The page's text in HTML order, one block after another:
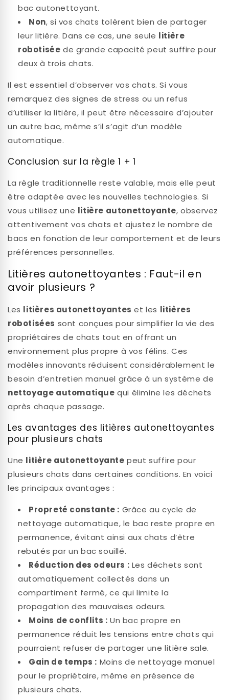
bac autonettoyant.
Non, si vos chats tolèrent bien de partager
leur litière. Dans ce cas, une seule litière
robotisée de grande capacité peut suffire pour
deux à trois chats.
Il est essentiel d’observer vos chats. Si vous
remarquez des signes de stress ou un refus
d’utiliser la litière, il peut être nécessaire d’ajouter
un autre bac, même s’il s’agit d’un modèle
automatique.
Conclusion sur la règle 1 + 1
La règle traditionnelle reste valable, mais elle peut
être adaptée avec les nouvelles technologies. Si
vous utilisez une litière autonettoyante, observez
attentivement vos chats et ajustez le nombre de
bacs en fonction de leur comportement et de leurs
préférences personnelles.
Litières autonettoyantes : Faut-il en
avoir plusieurs ?
Les litières autonettoyantes et les litières
robotisées sont conçues pour simplifier la vie des
propriétaires de chats tout en offrant un
environnement plus propre à vos félins. Ces
modèles innovants réduisent considérablement le
besoin d’entretien manuel grâce à un système de
nettoyage automatique qui élimine les déchets
après chaque passage.
Les avantages des litières autonettoyantes
pour plusieurs chats
Une litière autonettoyante peut suffire pour
plusieurs chats dans certaines conditions. En voici
les principaux avantages :
Propreté constante : Grâce au cycle de
nettoyage automatique, le bac reste propre en
permanence, évitant ainsi aux chats d’être
rebutés par un bac souillé.
Réduction des odeurs : Les déchets sont
automatiquement collectés dans un
compartiment fermé, ce qui limite la
propagation des mauvaises odeurs.
Moins de conflits : Un bac propre en
permanence réduit les tensions entre chats qui
pourraient refuser de partager une litière sale.
Gain de temps : Moins de nettoyage manuel
pour le propriétaire, même en présence de
plusieurs chats.